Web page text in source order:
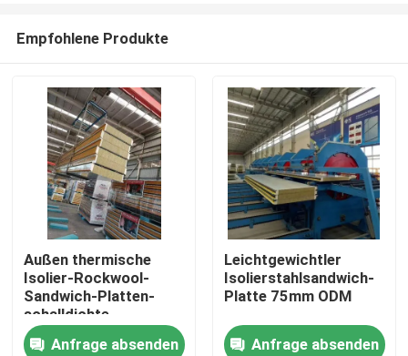
Haus
Produkte
Empfohlene Produkte
Außen thermische
Isolier-Rockwool-
Sandwich-Platten-
schalldichte
Gewohnheit
Anfrage absenden
Leichtgewichtler
Isolierstahlsandwich-
Platte 75mm ODM
Anfrage absenden